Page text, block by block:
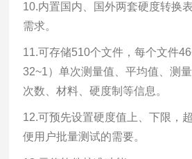
10.内置国内、国外两套硬度转换
需求。
11.可存储510个文件，每个文件
32~1）单次测量值、平均值、测
次数、材料、硬度制等信息。
12.可预先设置硬度值上、下限，
便用户批量测试的需要。